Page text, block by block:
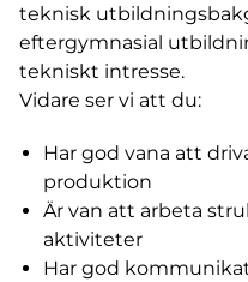
teknisk
eftergymnasial
tekniskt intresse.
Vidare ser vi att du:
Har god vana att
produktion
Är van att arbeta
aktiviteter
Har god